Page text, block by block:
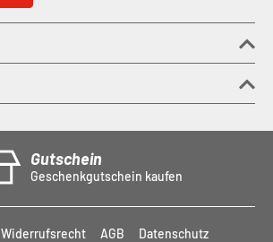
Gutschein
Geschenkgutschein kaufen
Widerrufsrecht AGB
Datenschutz